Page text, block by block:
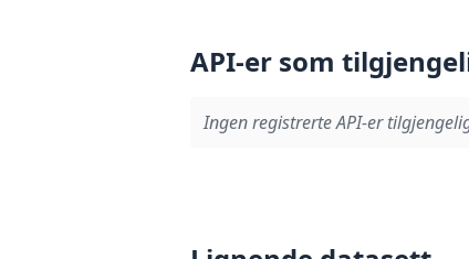
API-er som
Ingen registrerte API-er